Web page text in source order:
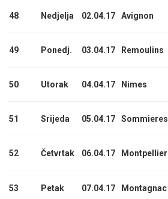
48 Nedjelja 02.04.17 Avignon
49 Ponedj. 03.04.17 Remoulins
50 Utorak 04.04.17 Nimes
51 Srijeda 05.04.17 Sommieres
52 Četvrtak 06.04.17 Montpellier
53 Petak 07.04.17 Montagnac